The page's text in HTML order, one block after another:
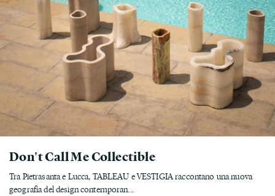
Don't Call Me Collectible
Tra Pietrasanta e Lucca, TABLEAU e VESTIGIA raccontano una nuova
geografia del design contemporan...